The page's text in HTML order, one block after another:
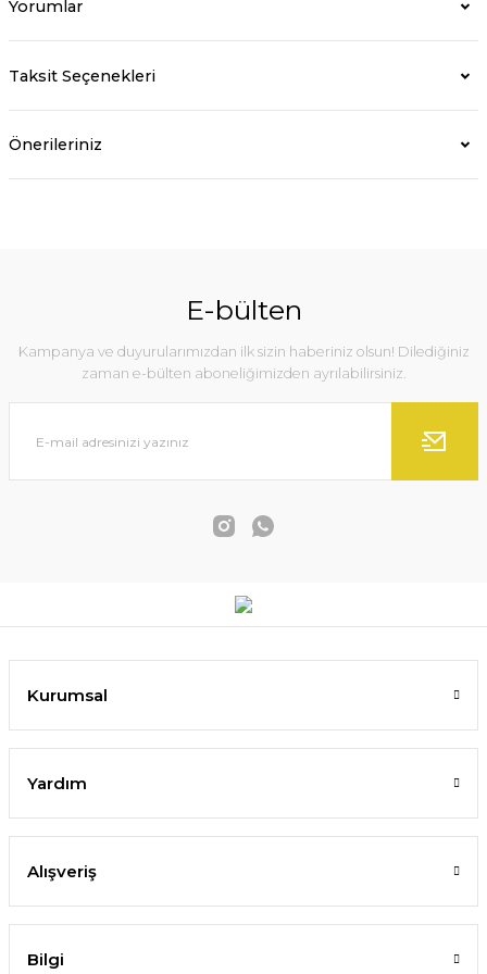
Yorumlar
Taksit Seçenekleri
Önerileriniz
E-bülten
Kampanya ve duyurularımızdan ilk sizin haberiniz olsun! Dilediğiniz
zaman e-bülten aboneliğimizden ayrılabilirsiniz.
Kurumsal
Yardım
Alışveriş
Bilgi